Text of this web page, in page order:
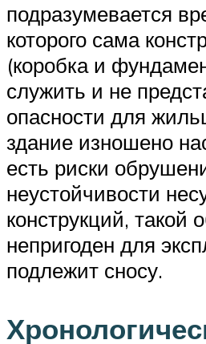
подразумевается
которого сама
(коробка и
служить и не
опасности для
здание изношено
есть риски
неустойчивости
конструкций, такой
непригоден для
подлежит сносу.